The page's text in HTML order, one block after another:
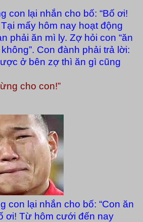
con lại nhắn cho bố: “Bố ơi!
mấy hôm nay hoạt động
phải ăn mì ly. Zợ hỏi con “ăn
Con đành phải trả lời:
ở bên zợ thì ăn gì cũng
cho con!”
con lại nhắn cho bố: “Con ăn
ơi! Từ hôm cưới đến nay